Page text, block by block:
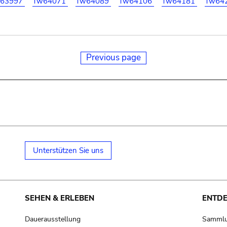
Previous page
Unterstützen Sie uns
SEHEN & ERLEBEN
Dauerausstellung